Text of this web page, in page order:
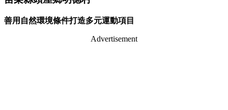
善用自然環境條件打造多元運動項目
Advertisement